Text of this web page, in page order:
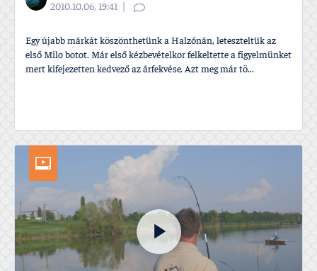
2010.10.06, 19:41
Egy újabb márkát köszönthetünk a Halzónán, leteszteltük az
első Milo botot. Már első kézbevételkor felkeltette a figyelmünket
mert kifejezetten kedvező az árfekvése. Azt meg már tö...